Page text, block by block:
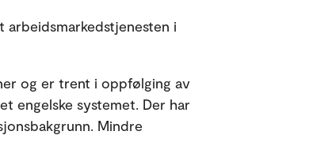
arbeidsmarkedstjenesten i
og er trent i oppfølging av
engelske systemet. Der har
Mindre